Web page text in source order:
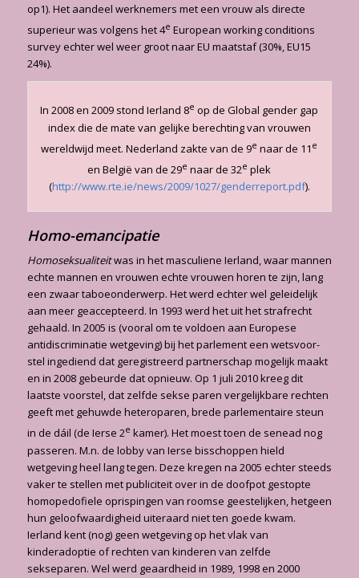
op1). Het aandeel werknemers met een vrouw als directe
superieur was volgens het 4e European working conditions
survey echter wel weer groot naar EU maatstaf (30%, EU15
24%).
In 2008 en 2009 stond Ierland 8e op de Global gender gap
index die de mate van gelijke berechting van vrouwen
wereldwijd meet. Nederland zakte van de 9e naar de 11 e
en België van de 29e naar de 32e plek
(http://www.rte.ie/news/2009/1027/genderreport.pdf).
Homo-emancipatie
Homoseksualiteitwas in het masculiene Ierland, waar mannen
echte mannen en vrouwen echte vrouwen horen te zijn, lang
een zwaar taboeonderwerp. Het werd echter wel geleidelijk
aan meer geaccepteerd. In 1993 werd het uit het strafrecht
gehaald. In 2005 is (vooral om te voldoen aan Europese
antidiscriminatie wetgeving) bij het parlement een wetsvoor­
stel ingediend dat geregistreerd partnerschap mogelijk maakt
en in 2008 gebeurde dat opnieuw. Op 1 juli 2010 kreeg dit
laatste voorstel, dat zelfde sekse paren vergelijkbare rechten
geeft met gehuwde heteroparen, brede parlementaire steun
in de dáil (de Ierse 2e kamer). Het moest toen de senead nog
passeren. M.n. de lobby van Ierse bisschoppen hield
wetgeving heel lang tegen. Deze kregen na 2005 echter steeds
vaker te stellen met publiciteit over in de doofpot gestopte
homopedofiele oprispingen van roomse geestelijken, hetgeen
hun geloofwaardigheid uiteraard niet ten goede kwam.
Ierland kent (nog) geen wetgeving op het vlak van
kinderadoptie of rechten van kinderen van zelfde
sekseparen. Wel werd geaardheid in 1989, 1998 en 2000